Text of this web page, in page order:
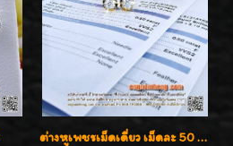
ต่างหูเพชรเม็ดเดี่ยว เม็ดละ 50 สตางค์ คู่ละ 1 กะรัต เพชรเบลเยี่ยมคัท น้ำ 98 F-Color/ VVS2 / 3EX พร้อมใบเซอร์สถาบัน GIA มาตรฐานสากลค่ะ